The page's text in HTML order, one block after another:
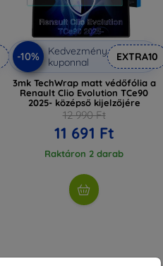
-10%
Kedvezmény
kuponnal
EXTRA10
3mk TechWrap matt védőfólia a
Renault Clio Evolution TCe90
2025- középső kijelzőjére
12 990 Ft
11 691 Ft
Raktáron 2 darab